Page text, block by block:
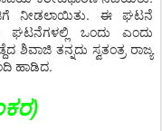
ನೀಡಲಾಯಿತು. ಈ ಘಟನೆ
ಒಂದು ಎಂದು
ತನ್ನದು ಸ್ವತಂತ್ರ ರಾಜ್ಯ
ಹಾಡಿದ.
)